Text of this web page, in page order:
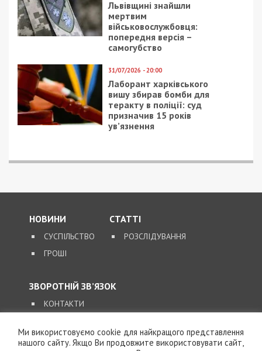
30/11/2018 - 13:46
В Днепре на пожаре
27/02/2017 - 19:00
Новая инспекция в
Ми використовуємо cookie для найкращого представлення
нашого сайту. Якщо Ви продовжите використовувати сайт,